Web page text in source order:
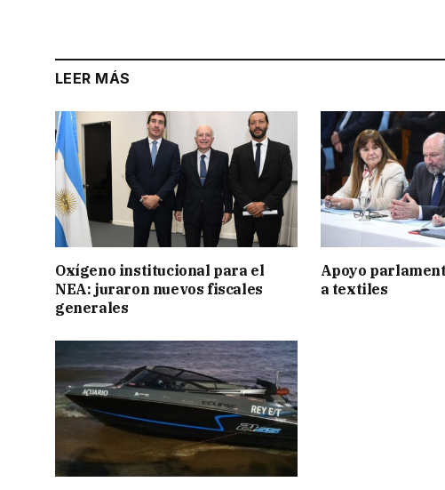
LEER MÁS
Oxígeno institucional para el
NEA: juraron nuevos fiscales
generales
Apoyo
a textiles